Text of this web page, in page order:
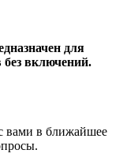
для
включений.
вами в ближайшее